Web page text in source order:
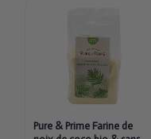
Prime
Farine de
noix de
coco bio
& sans
gluten
Pure & Prime Farine de